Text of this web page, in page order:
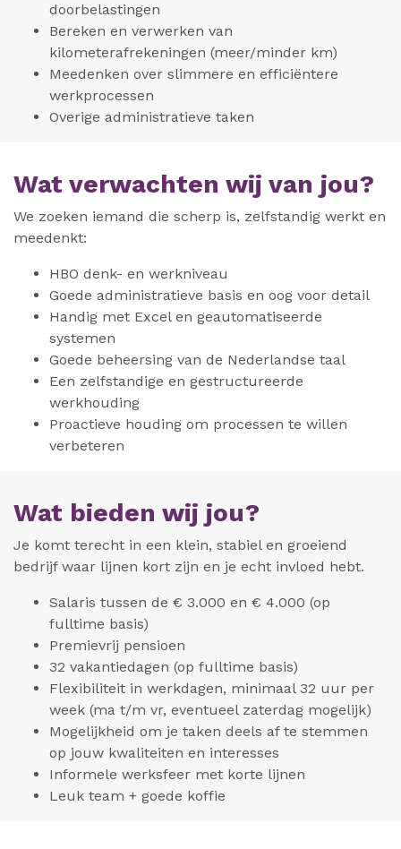
doorbelastingen
Bereken en verwerken van
kilometerafrekeningen (meer/minder km)
Meedenken over slimmere en efficiëntere
werkprocessen
Overige administratieve taken
Wat verwachten wij van jou?
We zoeken iemand die scherp is, zelfstandig werkt en
meedenkt:
HBO denk- en werkniveau
Goede administratieve basis en oog voor detail
Handig met Excel en geautomatiseerde
systemen
Goede beheersing van de Nederlandse taal
Een zelfstandige en gestructureerde
werkhouding
Proactieve houding om processen te willen
verbeteren
Wat bieden wij jou?
Je komt terecht in een klein, stabiel en groeiend
bedrijf waar lijnen kort zijn en je echt invloed hebt.
Salaris tussen de € 3.000 en € 4.000 (op
fulltime basis)
Premievrij pensioen
32 vakantiedagen (op fulltime basis)
Flexibiliteit in werkdagen, minimaal 32 uur per
week (ma t/m vr, eventueel zaterdag mogelijk)
Mogelijkheid om je taken deels af te stemmen
op jouw kwaliteiten en interesses
Informele werksfeer met korte lijnen
Leuk team + goede koffie